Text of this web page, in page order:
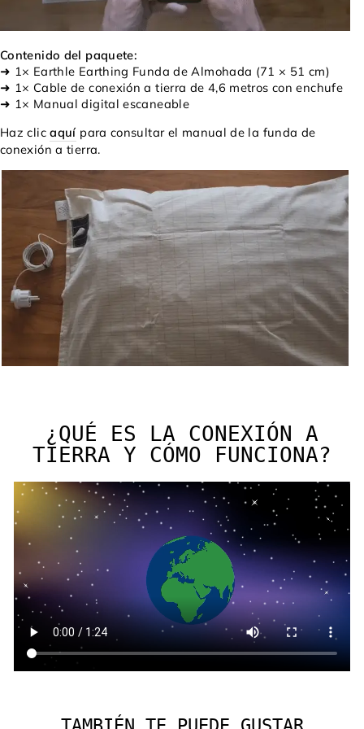
Contenido del paquete:
➜ 1× Earthle Earthing Funda de Almohada (71 × 51 cm)
➜ 1× Cable de conexión a tierra de 4,6 metros con enchufe
➜ 1× Manual digital escaneable
Haz clicaquí para consultar el manual de la funda de
conexión a tierra.
¿QUÉ ES LA CONEXIÓN A
TIERRA Y CÓMO FUNCIONA?
TAMBIÉN TE PUEDE GUSTAR